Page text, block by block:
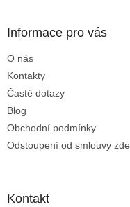
Informace pro vás
O nás
Kontakty
Časté dotazy
Blog
Obchodní podmínky
Odstoupení od smlouvy zde
Kontakt